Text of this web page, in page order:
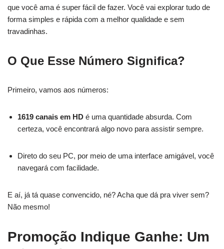
que você ama é super fácil de fazer. Você vai explorar tudo de
forma simples e rápida com a melhor qualidade e sem
travadinhas.
O Que Esse Número Significa?
Primeiro, vamos aos números:
1619 canais em HD é uma quantidade absurda. Com
certeza, você encontrará algo novo para assistir sempre.
Direto do seu PC, por meio de uma interface amigável, você
navegará com facilidade.
E aí, já tá quase convencido, né? Acha que dá pra viver sem?
Não mesmo!
Promoção Indique Ganhe: Um